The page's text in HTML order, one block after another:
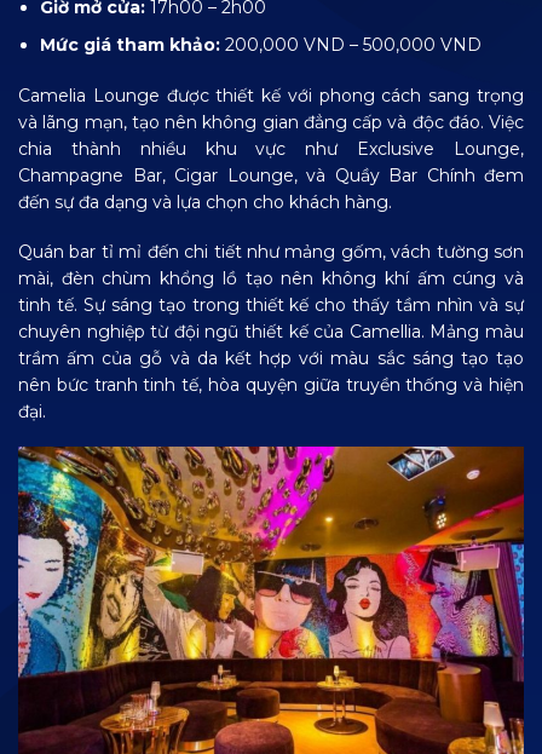
Giờ mở cửa:17h00 – 2h00
Mức giá tham khảo: 200,000 VND – 500,000 VND
Camelia Lounge được thiết kế với phong cách sang trọng
và lãng mạn, tạo nên không gian đẳng cấp và độc đáo. Việc
chia thành nhiều khu vực như Exclusive Lounge,
Champagne Bar, Cigar Lounge, và Quầy Bar Chính đem
đến sự đa dạng và lựa chọn cho khách hàng.
Quán bar tỉ mỉ đến chi tiết như mảng gốm, vách tường sơn
mài, đèn chùm khổng lồ tạo nên không khí ấm cúng và
tinh tế. Sự sáng tạo trong thiết kế cho thấy tầm nhìn và sự
chuyên nghiệp từ đội ngũ thiết kế của Camellia. Mảng màu
trầm ấm của gỗ và da kết hợp với màu sắc sáng tạo tạo
nên bức tranh tinh tế, hòa quyện giữa truyền thống và hiện
đại.